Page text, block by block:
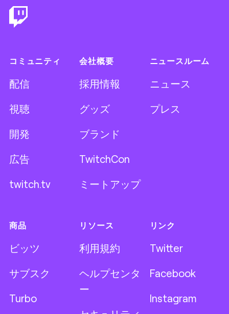
コミュニティ
配信
視聴
開発
広告
twitch.tv
会社概要
採用情報
グッズ
ブランド
TwitchCon
ミートアップ
ニュースルーム
ニュース
プレス
商品
ビッツ
サブスク
Turbo
リソース
利用規約
ヘルプセンタ
ー
リンク
Twitter
Facebook
Instagram